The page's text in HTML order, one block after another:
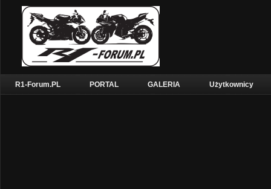
R1-Forum.PL PORTAL GALERIA Użytkownicy